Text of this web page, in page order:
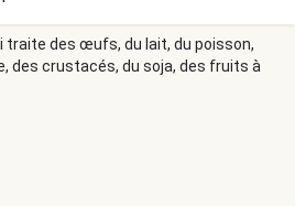
le goût du fenouil, qui évoque
traite des œufs, du lait, du poisson,
des crustacés, du soja, des fruits à